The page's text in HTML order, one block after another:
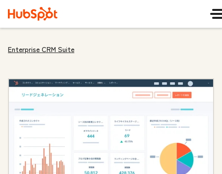
Enterprise CRM Suite